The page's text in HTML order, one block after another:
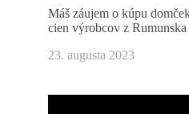
Máš záujem o kúpu domčeka na kolesách? Tu je prehľad
cien výrobcov z Rumunska
23. augusta 2023